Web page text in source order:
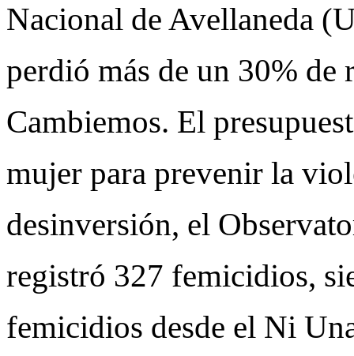
Nacional de Avellaneda
perdió más de un 30% de
Cambiemos. El
mujer para prevenir la
desinversión, el
registró 327 femicidios,
femicidios desde el Ni